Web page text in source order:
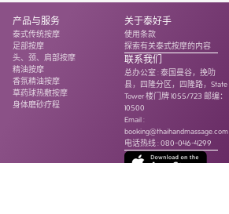
产品与服务
泰式传统按摩
足部按摩
头、颈、肩部按摩
精油按摩
香氛精油按摩
草药球热敷按摩
身体磨砂疗程
关于泰好手
使用条款
探索有关泰式按摩的内容
联系我们
总办公室:泰国曼谷，挽叻
县，四隆分区，四隆路，State
Tower 楼门牌 1055/723 邮编：
10500
Email :
booking@thaihandmassage.com
电话热线:080-046-4299